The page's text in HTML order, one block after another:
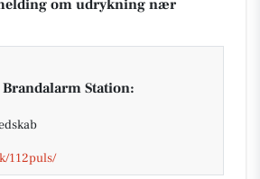
om udrykning nær
Station:
112puls/